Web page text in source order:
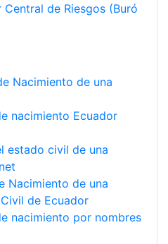
Central de Riesgos (Buró
Nacimiento de una
nacimiento Ecuador
estado civil de una
Nacimiento de una
de Ecuador
nacimiento por nombres